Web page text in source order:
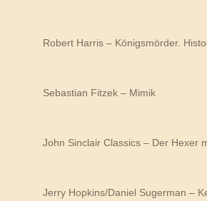
Robert Harris – Königsmörder.
Sebastian Fitzek – Mimik
John Sinclair Classics – Der Hexer
Jerry Hopkins/Daniel Sugerman –